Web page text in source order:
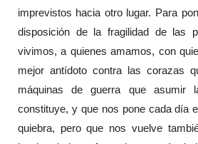
imprevistos hacia otro lugar. Para
disposición de la fragilidad de las
vivimos, a quienes amamos, con
mejor antídoto contra las corazas
máquinas de guerra que asumir
constituye, y que nos pone cada día
quiebra, pero que nos vuelve